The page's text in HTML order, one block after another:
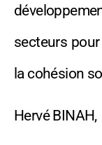
secteurs
la cohésion
Hervé BINAH,